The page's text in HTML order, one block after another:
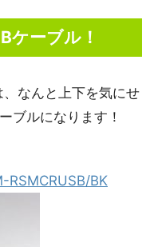
ケーブル！
なんと上下を気にせ
ブルになります！
RSMCRUSB/BK